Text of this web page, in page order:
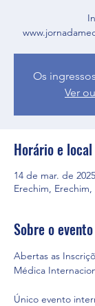
Os
Ver
Horário e local
14 de mar. de
Erechim, Erechim,
Sobre o evento
Abertas as
Médica
Único evento